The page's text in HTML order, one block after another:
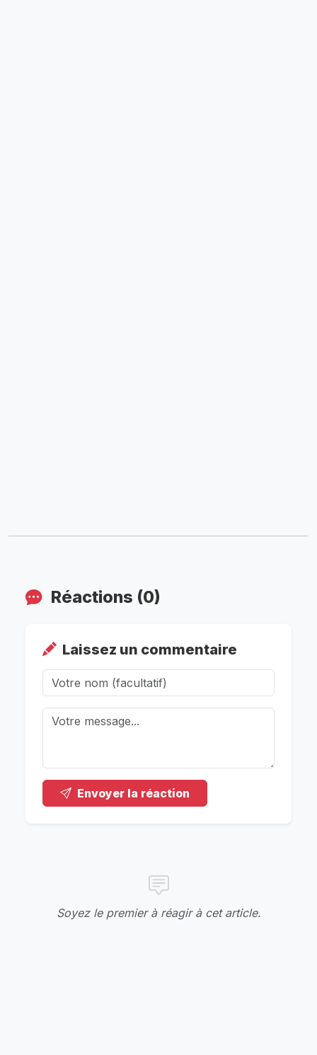
Réactions (0)
Laissez un commentaire
Envoyer la réaction
Soyez le premier à réagir à cet article.